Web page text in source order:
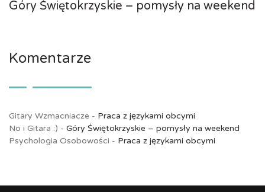
Góry Świętokrzyskie – pomysły na weekend
Komentarze
Gitary Wzmacniacze - Praca z językami obcymi
No i Gitara :) - Góry Świętokrzyskie – pomysły na weekend
Psychologia Osobowości - Praca z językami obcymi